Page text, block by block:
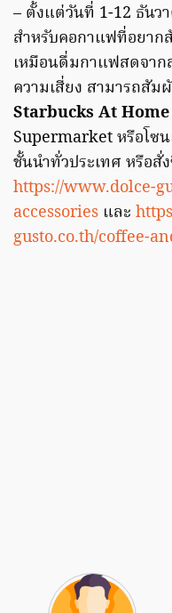
– ตั้งแต่วันที่ 1-12 ธันว
สำหรับคอกาแฟที่อยา
เหมือนดื่มกาแฟสดจาก
ความเสี่ยง สามารถสัม
Starbucks At Home
Supermarket หรือโซน
ชั้นนำทั่วประเทศ หรือสั่
https://www.dolce-
accessories และ
gusto.co.th/coffee-